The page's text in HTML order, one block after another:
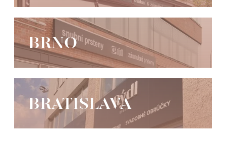
BRNO
BRATISLAVA